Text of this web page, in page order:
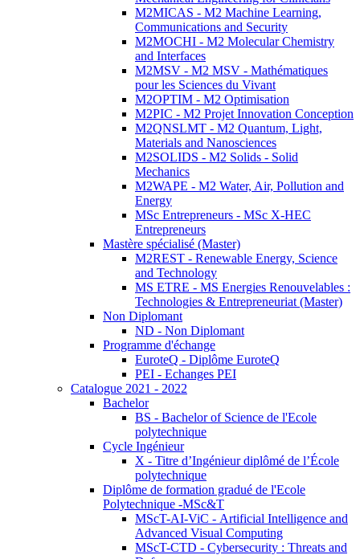
M2MICAS - M2 Machine Learning,
Communications and Security
M2MOCHI - M2 Molecular Chemistry
and Interfaces
M2MSV - M2 MSV - Mathématiques
pour les Sciences du Vivant
M2OPTIM - M2 Optimisation
M2PIC - M2 Projet Innovation Conception
M2QNSLMT - M2 Quantum, Light,
Materials and Nanosciences
M2SOLIDS - M2 Solids - Solid
Mechanics
M2WAPE - M2 Water, Air, Pollution and
Energy
MSc Entrepreneurs - MSc X-HEC
Entrepreneurs
Mastère spécialisé (Master)
M2REST - Renewable Energy, Science
and Technology
MS ETRE - MS Energies Renouvelables :
Technologies & Entrepreneuriat (Master)
Non Diplomant
ND - Non Diplomant
Programme d'échange
EuroteQ - Diplôme EuroteQ
PEI - Echanges PEI
Catalogue 2021 - 2022
Bachelor
BS - Bachelor of Science de l'Ecole
polytechnique
Cycle Ingénieur
X - Titre d’Ingénieur diplômé de l’École
polytechnique
Diplôme de formation gradué de l'Ecole
Polytechnique -MSc&T
MScT-AI-ViC - Artificial Intelligence and
Advanced Visual Computing
MScT-CTD - Cybersecurity : Threats and